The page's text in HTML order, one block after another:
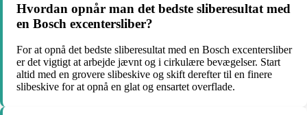
Hvordan opnår man det bedste sliberesultat med
en Bosch excentersliber?
For at opnå det bedste sliberesultat med en Bosch excentersliber
er det vigtigt at arbejde jævnt og i cirkulære bevægelser. Start
altid med en grovere slibeskive og skift derefter til en finere
slibeskive for at opnå en glat og ensartet overflade.